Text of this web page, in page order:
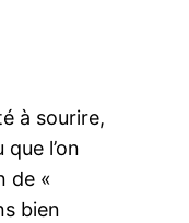
à sourire,
l’on
de «
bien